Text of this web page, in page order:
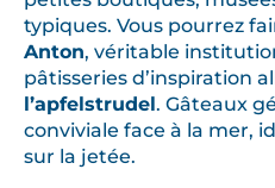
typiques. Vous pourrez
Anton, véritable
pâtisseries d’inspiration
l’apfelstrudel. Gâteaux
conviviale face à la mer,
sur la jetée.